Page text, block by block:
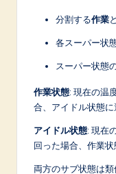
分割する作業と
各スーパー状
スーパー状態
作業状態: 現在の温
合、アイドル状態に
アイドル状態: 現在
回った場合、作業状
両方のサブ状態は